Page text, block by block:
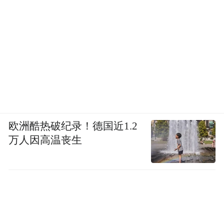
欧洲酷热破纪录！德国近1.2
万人因高温丧生